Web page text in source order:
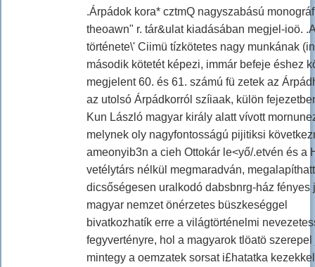
.Árpádok kora* cztmQ nagyszabású
theoawn" r. tár&ulat kiadásában megjel-ioö.
története\' Ciimü tízkötetes nagy munkának
második kötetét képezi, immár befeje éshez
megjelent 60. és 61. számú fü zetek az
az utolsó Árpádkorról szíiaak, külön
Kun László magyar király alatt vívott
melynek oly nagyfontosságú pijitiksi
ameonyib3n a cieh Ottokár le<yő/.etvén és a
vetélytárs nélkül megmaradván,
dicsőségesen uralkodó dabsbnrg-ház fényes
magyar nemzet önérzetes büszkeséggel
bivatkozhatík erre a világtörténelmi
fegyvertényre, hol a magyarok tlöatö szerepel
mintegy a oemzatek sorsat i£hatatka